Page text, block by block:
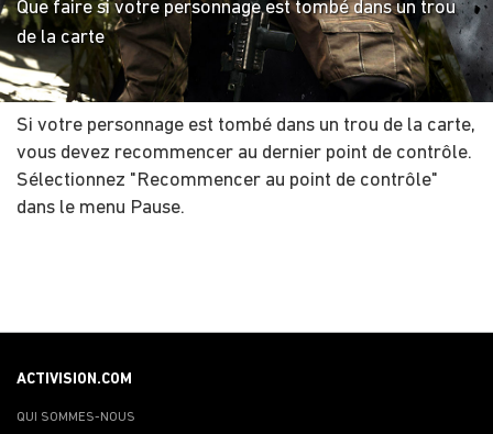
Que faire si votre personnage est tombé dans un trou
de la carte
Si votre personnage est tombé dans un trou de la carte,
vous devez recommencer au dernier point de contrôle.
Sélectionnez "Recommencer au point de contrôle"
dans le menu Pause.
ACTIVISION.COM
QUI SOMMES-NOUS